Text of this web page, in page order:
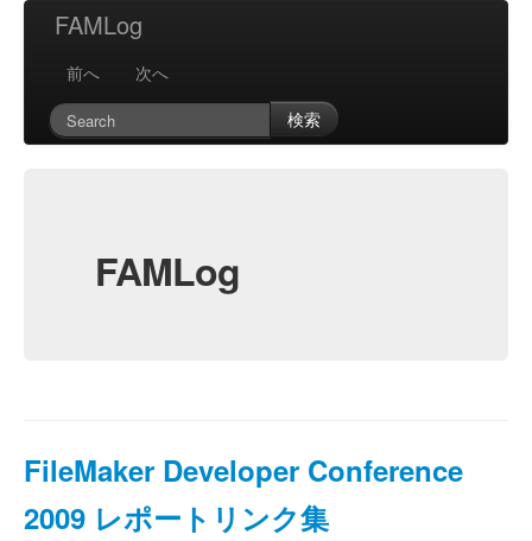
FAMLog
前へ
次へ
検索
FAMLog
FileMaker Developer Conference
2009 レポートリンク集